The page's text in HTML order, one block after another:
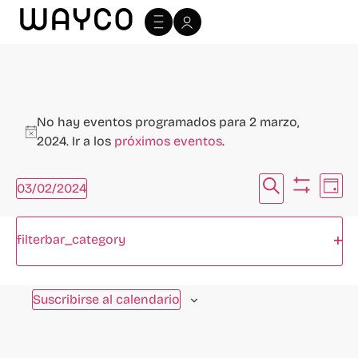
Aviso
No hay eventos programados para 2 marzo,
2024. Ir a los próximos eventos.
de
Buscar
Ocultar
de
de
Día
Filtros
cualquiera
de
entradas
filterbar_category
03/02/2024
Selecciona
la
Día anterior
Siguiente día
Suscribirse al calendario